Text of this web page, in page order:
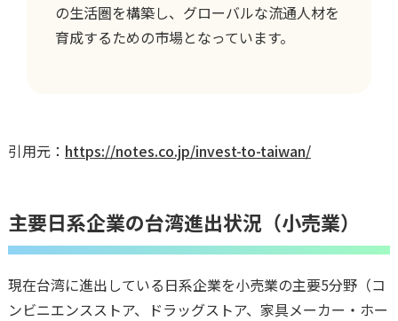
の生活圏を構築し、グローバルな流通人材を
育成するための市場となっています。
引用元： https://notes.co.jp/invest-to-taiwan/
主要日系企業の台湾進出状況（小売業）
現在台湾に進出している日系企業を小売業の主要5分野（コ
ンビニエンスストア、ドラッグストア、家具メーカー・ホー